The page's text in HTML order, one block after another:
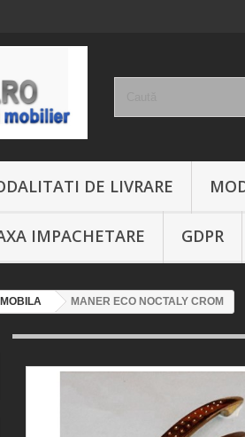
DE LIVRARE
IMPACHETARE GDPR
MANER ECO NOCTALY CROM